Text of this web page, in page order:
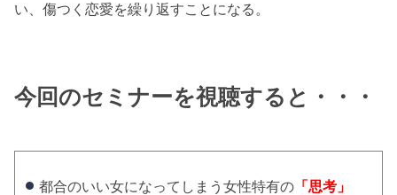
い、傷つく恋愛を繰り返すことになる。
今回のセミナーを視聴すると・・・
都合のいい女になってしまう女性特有の「思考」